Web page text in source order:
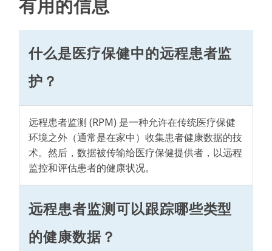
有用的信息
什么是医疗保健中的远程患者监
护？
远程患者监测 (RPM) 是一种允许在传统医疗保健
环境之外（通常是在家中）收集患者健康数据的技
术。然后，数据被传输给医疗保健提供者，以远程
监控和评估患者的健康状况。
远程患者监测可以跟踪哪些类型
的健康数据？